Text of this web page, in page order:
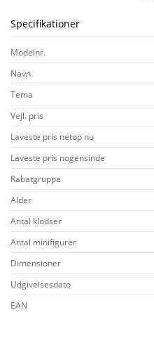
Specifikationer
Modelnr.
Navn
Tema
Vejl. pris
Laveste pris netop nu
Laveste pris nogensinde
Rabatgruppe
Alder
Antal klodser
Antal minifigurer
Dimensioner
Udgivelsesdato
EAN